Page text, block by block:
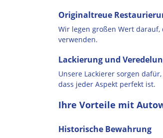
Originaltreue
Wir legen großen Wert
verwenden.
Lackierung und
Unsere Lackierer sorgen
dass jeder Aspekt perfekt ist.
Ihre Vorteile mit
Historische Bewahrung